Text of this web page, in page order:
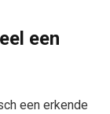
een
een erkende